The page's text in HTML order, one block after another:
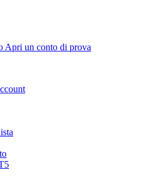
Apri un conto di prova